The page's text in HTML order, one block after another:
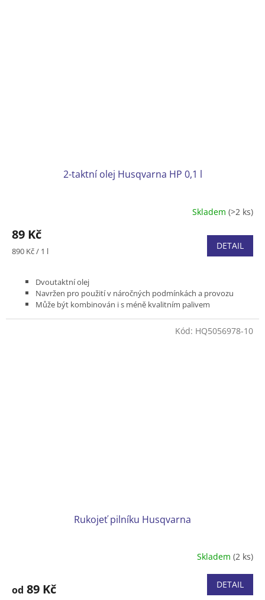
2-taktní olej Husqvarna HP 0,1 l
Skladem (>2 ks)
89 Kč
Měrná
890 Kč / 1 l DETAIL
Dvoutaktní olej
Navržen pro použití v náročných podmínkách a provozu
Může být kombinován i s méně kvalitním palivem
Rukojeť pilníku Husqvarna
je
Skladem(2 ks)
od 89 Kč DETAIL
Kód: HQ5056978-10